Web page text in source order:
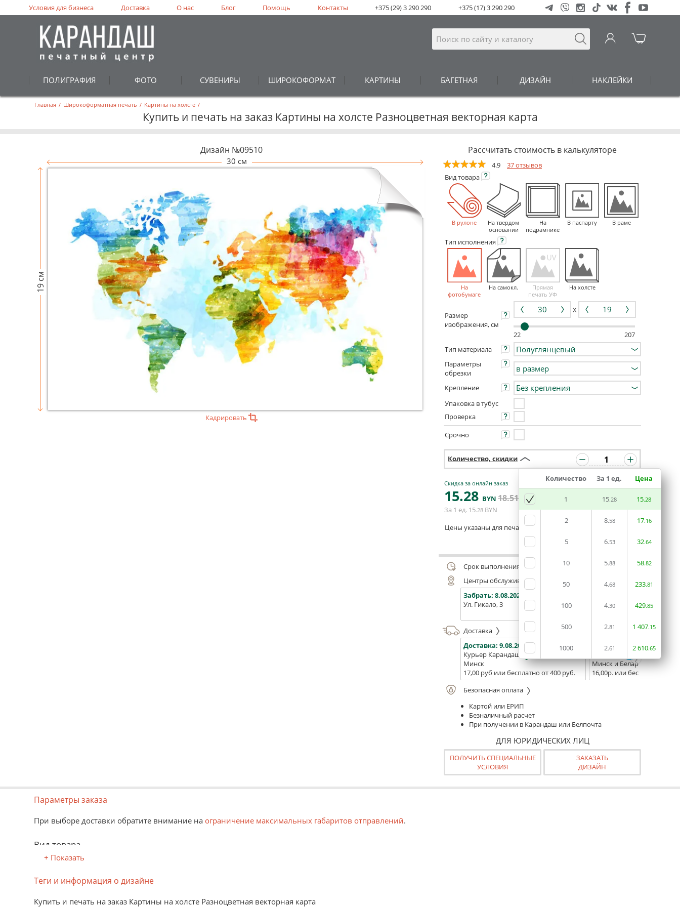
ПОЛИГРАФИЯ ФОТО СУВЕНИРЫ ШИРОКОФОРМАТ КАРТИНЫ БАГЕТНАЯ ДИЗАЙН НАКЛЕЙКИ
Условия для бизнеса Доставка О нас Блог Помощь Контакты +375 (29) 3 290 290 +375 (17) 3 290 290
Главная / Широкоформатная печать / Картины на холсте /
Купить и печать на заказ Картины на холсте Разноцветная векторная карта
Дизайн №09510
30 см
19 см
Кадрировать
Рассчитать стоимость в калькуляторе
4.9
37 отзывов
Видтовара
В рулоне
На твердом
основании
На
подрамнике
В паспарту В раме
Тип исполнения
На
фотобумаге
На самокл.
Прямая
печать УФ
На холсте
Размер
изображения, см
X
22
207
Тип материала
Параметры
обрезки
Крепление
Упаковка в тубус
Проверка
Срочно
Количество, скидки
Количество За 1 ед. Цена
1 15.28 15.28
2 8.58 17.16
5 6.53 32.64
10 5.88 58.82
50 4.68 233.81
100 4.30 429.85
500 2.81 1 407.15
1000 2.61 2610.65
Скидка за онлайн заказ
15.28 BYN 18.51
BYN
За 1 ед. 15.28 BYN
В КОРЗИНУ
Цены указаны для печати из готового макета
Оставить комментарий
Срок выполнения заказа (до 200 руб.):
48 часов
Центры обслуживания, самовывоз
Забрать: 8.08.2026
Ул. Гикало, 3
Ул. Б. Хмельницкого, 7
Доставка
Доставка: 9.08.2026
Курьер Карандаш
Минск
17,00 руб или бесплатно от 400 руб.
Доставка:
11.08.2026 -
Минск и Беларусь
16,00р. или бесплатно от
Безопасная оплата
Картой или ЕРИП
Безналичный расчет
При получении в Карандаш или Белпочта
ДЛЯ ЮРИДИЧЕСКИХ ЛИЦ
ПОЛУЧИТЬ СПЕЦИАЛЬНЫЕ
УСЛОВИЯ
ЗАКАЗАТЬ
ДИЗАЙН
Параметры заказа
При выборе доставки обратите внимание на ограничение максимальных габаритов отправлений.
Вид товара
В рулоне
На твердом основании
+ Показать
Теги и информация о дизайне
Купить и печать на заказ Картины на холсте Разноцветная векторная карта